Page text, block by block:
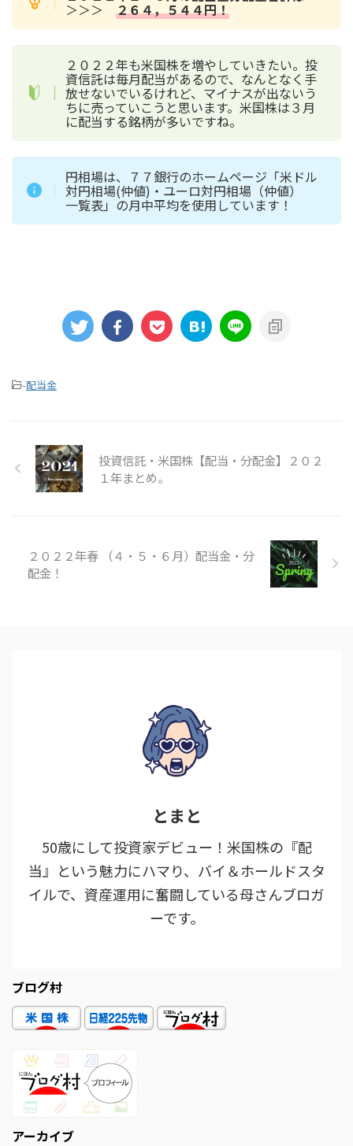
＞＞＞ ２６４，５４４円！
２０２２年も米国株を増やしていきたい。投
資信託は毎月配当があるので、なんとなく手
放せないでいるけれど、マイナスが出ないう
ちに売っていこうと思います。米国株は３月
に配当する銘柄が多いですね。
円相場は、７７銀行のホームページ「米ドル
対円相場(仲値)・ユーロ対円相場（仲値）
一覧表」の月中平均を使用しています！
-配当金
投資信託・米国株【配当・分配金】２０２
１年まとめ。
２０２２年春 （４・５・６月）配当金・分
配金！
とまと
50歳にして投資家デビュー！米国株の『配
当』という魅力にハマり、バイ＆ホールドスタ
イルで、資産運用に奮闘している母さんブロガ
ーです。
ブログ村
アーカイブ